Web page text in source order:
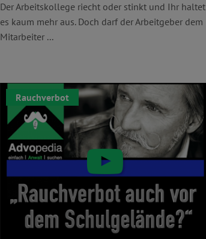
Der Arbeitskollege riecht oder stinkt und Ihr haltet
es kaum mehr aus. Doch darf der Arbeitgeber dem
Mitarbeiter ...
Rauchverbot